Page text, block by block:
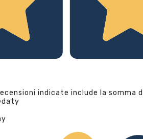
indicate include la somma